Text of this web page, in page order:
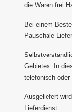
die Waren frei
Bei einem
Pauschale
Gebietes. In
telefonisch oder
Ausgeliefert
Lieferdienst.